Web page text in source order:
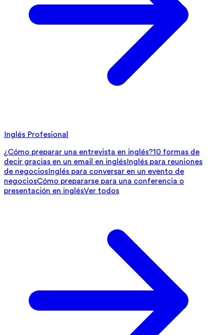
Inglés Profesional
¿Cómo preparar una entrevista en inglés?10 formas de
decir gracias en un email en inglésInglés para reuniones
de negociosInglés para conversar en un evento de
negociosCómo prepararse para una conferencia o
presentación en inglésVer todos